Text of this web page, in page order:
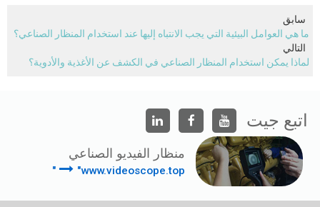
سابق
ما هي العوامل البيئية التي يجب الانتباه إليها عند استخدام المنظار الصناعي؟
التالي
لماذا يمكن استخدام المنظار الصناعي في الكشف عن الأغذية والأدوية؟
اتبع جيت
منظار الفيديو الصناعي
"www.videoscope.top"